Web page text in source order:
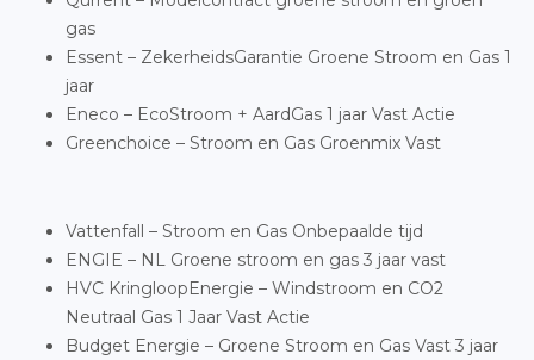
gas
Essent – ZekerheidsGarantie Groene Stroom en Gas 1
jaar
Eneco – EcoStroom + AardGas 1 jaar Vast Actie
Greenchoice – Stroom en Gas Groenmix Vast
Vattenfall – Stroom en Gas Onbepaalde tijd
ENGIE – NL Groene stroom en gas 3 jaar vast
HVC KringloopEnergie – Windstroom en CO2
Neutraal Gas 1 Jaar Vast Actie
Budget Energie – Groene Stroom en Gas Vast 3 jaar